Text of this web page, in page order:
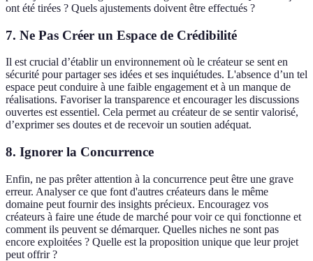
ont été tirées ? Quels ajustements doivent être effectués ?
7. Ne Pas Créer un Espace de Crédibilité
Il est crucial d’établir un environnement où le créateur se sent en
sécurité pour partager ses idées et ses inquiétudes. L'absence d’un tel
espace peut conduire à une faible engagement et à un manque de
réalisations. Favoriser la transparence et encourager les discussions
ouvertes est essentiel. Cela permet au créateur de se sentir valorisé,
d’exprimer ses doutes et de recevoir un soutien adéquat.
8. Ignorer la Concurrence
Enfin, ne pas prêter attention à la concurrence peut être une grave
erreur. Analyser ce que font d'autres créateurs dans le même
domaine peut fournir des insights précieux. Encouragez vos
créateurs à faire une étude de marché pour voir ce qui fonctionne et
comment ils peuvent se démarquer. Quelles niches ne sont pas
encore exploitées ? Quelle est la proposition unique que leur projet
peut offrir ?